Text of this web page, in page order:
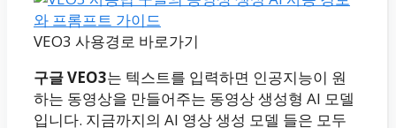
VEO3 사용경로 바로가기
구글 VEO3는 텍스트를 입력하면 인공지능이 원
하는 동영상을 만들어주는 동영상 생성형 AI 모델
입니다. 지금까지의 AI 영상 생성 모델 들은 모두